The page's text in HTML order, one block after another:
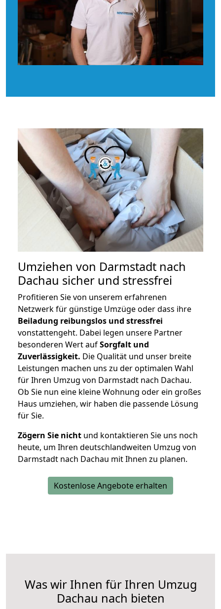
Umziehen von Darmstadt nach
Dachau sicher und stressfrei
Profitieren Sie von unserem erfahrenen
Netzwerk für günstige Umzüge oder dass ihre
Beiladung reibungslos und stressfrei
vonstattengeht. Dabei legen unsere Partner
besonderen Wert aufSorgfalt und
Zuverlässigkeit. Die Qualität und unser breite
Leistungen machen uns zu der optimalen Wahl
für Ihren Umzug von Darmstadt nach Dachau.
Ob Sie nun eine kleine Wohnung oder ein großes
Haus umziehen, wir haben die passende Lösung
für Sie.
Zögern Sie nicht und kontaktieren Sie uns noch
heute, um Ihren deutschlandweiten Umzug von
Darmstadt nach Dachau mit Ihnen zu planen.
Kostenlose Angebote erhalten
Was wir Ihnen für Ihren Umzug
Dachau nach bieten